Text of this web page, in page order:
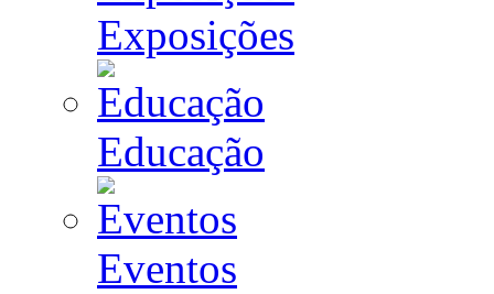
Exposições
Educação
Eventos